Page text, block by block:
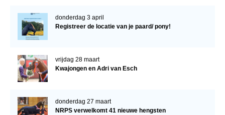
donderdag 3 april
Registreer de locatie van je paard/ pony!
vrijdag 28 maart
Kwajongen en Adri van Esch
donderdag 27 maart
NRPS verwelkomt 41 nieuwe hengsten